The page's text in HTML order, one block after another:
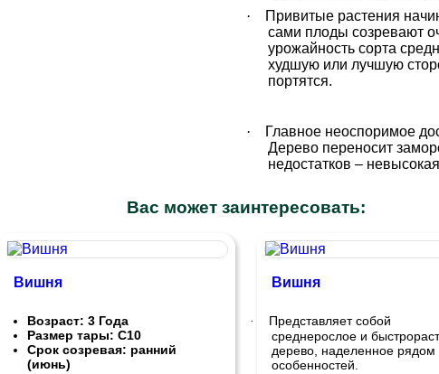
·
Привитые растения
сами плоды созревают
урожайность сорта
худшую или лучшую
портятся.
·
Главное неоспоримое
Дерево переносит
недостатков –
Вас может заинтересовать:
Вишня
Возраст: 3 Года
Размер тары: С10
Срок созревая: ранний
(июнь)
Вишня
·
Представляет собой
среднерослое и
дерево, наделенное рядом
особенностей.